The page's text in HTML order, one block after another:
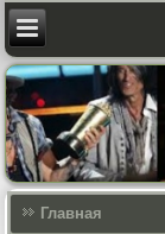
Главная